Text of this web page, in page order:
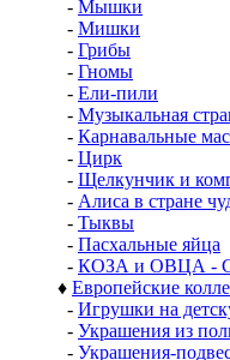
- Мышки
- Мишки
- Грибы
- Гномы
- Ели-пили
- Музыкальная
- Карнавальные
- Цирк
- Щелкунчик и
- Алиса в стране
- Тыквы
- Пасхальные яйца
- КОЗА и ОВЦА -
♦ Европейские
- Игрушки на
- Украшения из
- Украшения-